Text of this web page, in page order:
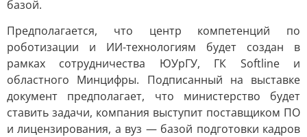
базой.
Предполагается, что центр компетенций по
роботизации и ИИ-технологиям будет создан в
рамках сотрудничества ЮУрГУ, ГК Softline и
областного Минцифры. Подписанный на выставке
документ предполагает, что министерство будет
ставить задачи, компания выступит поставщиком ПО
и лицензирования, а вуз — базой подготовки кадров